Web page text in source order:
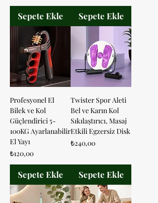
Sepete Ekle Sepete Ekle
Profesyonel El
Bilek ve Kol
Güçlendirici 5-
100KG Ayarlanabilir
El Yayı
Fiyat
₺120,00
Sepete Ekle
Twister Spor Aleti
Bel ve Karın Kol
Sıkılaştırıcı, Masaj
Etkili Egzersiz Disk
Fiyat
₺240,00
Sepete Ekle